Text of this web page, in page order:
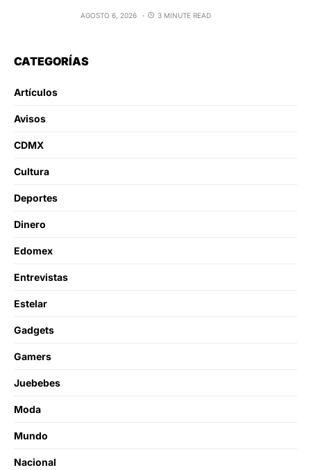
AGOSTO 6, 2026 3 MINUTE READ
CATEGORÍAS
Artículos
Avisos
CDMX
Cultura
Deportes
Dinero
Edomex
Entrevistas
Estelar
Gadgets
Gamers
Juebebes
Moda
Mundo
Nacional